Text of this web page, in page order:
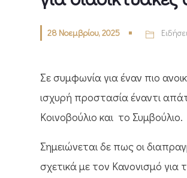
28 Νοεμβρίου, 2025
Σε συμφωνία για έναν πιο
ισχυρή προστασία έναντι
Κοινοβούλιο και το Συμβούλιο.
Σημειώνεται δε πως οι
σχετικά με τον Κανονισμό για